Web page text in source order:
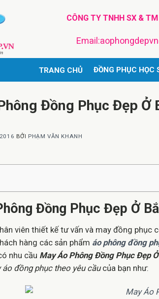
CÔNG TY TNHH SX &
TRANG CHỦ ĐỒNG PHỤC HỌC
Đồng Phục Đẹp Ở
BỞI PHẠM VĂN KHANH
Đồng Phục Đẹp Ở
viên thiết kế tư vấn và may đồng phục
hàng các sản phẩm áo phông đồng
nhu cầu May Áo Phông Đồng Phục Đẹp
áo đồng phục theo yêu cầucủa bạn như: